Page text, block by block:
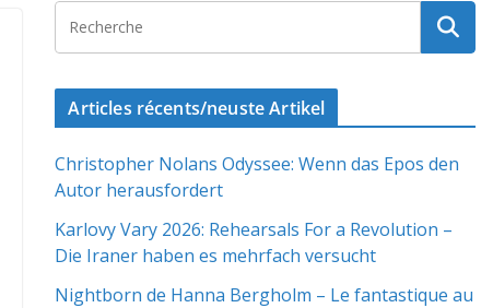
Articles récents/neuste Artikel
Christopher Nolans Odyssee: Wenn das Epos den
Autor herausfordert
Karlovy Vary 2026: Rehearsals For a Revolution –
Die Iraner haben es mehrfach versucht
Nightborn de Hanna Bergholm – Le fantastique au